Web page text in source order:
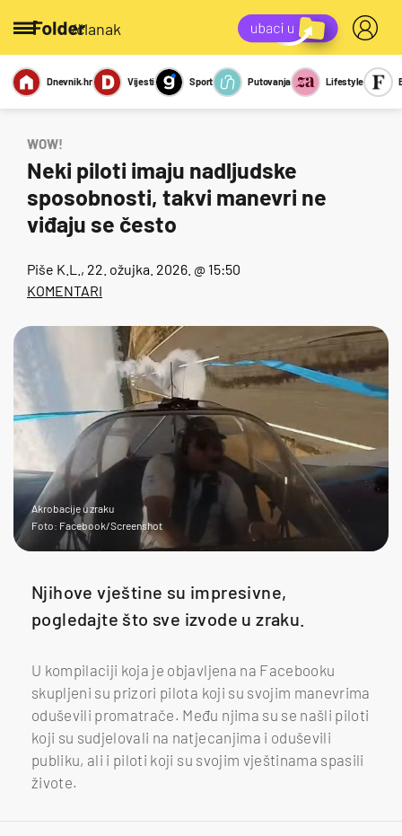
/članak
Miks Kviz
Report
Sexy
Dnevnik.hr Vijesti Sport Putovanja Lifestyle
WOW!
Neki piloti imaju nadljudske
sposobnosti, takvi manevri ne
viđaju se često
Piše K.L. , 22. ožujka. 2026. @ 15:50
KOMENTARI
Akrobacije u zraku
Foto: Facebook/Screenshot
Njihove vještine su impresivne,
pogledajte što sve izvode u zraku.
U kompilaciji koja je objavljena na Facebooku
skupljeni su prizori pilota koji su svojim manevrima
oduševili promatrače. Među njima su se našli piloti
koji su sudjelovali na natjecanjima i oduševili
publiku, ali i piloti koji su svojim vještinama spasili
živote.